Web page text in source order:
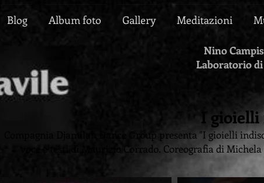
Blog Album foto Gallery Meditazioni
Nino
Laboratorio
I
Compagnia Djamilah Dance Group presenta "I gioielli
voce e testi di Maurizio Corrado. Coreografia di